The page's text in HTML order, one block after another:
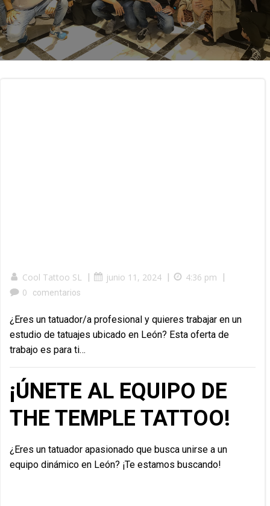
Cool Tattoo SL | junio 11, 2024 | 4:36 pm
|
0
comentarios
¿Eres un tatuador/a profesional y quieres trabajar en un
estudio de tatuajes ubicado en León? Esta oferta de
trabajo es para ti…
¡ÚNETE AL EQUIPO DE
THE TEMPLE TATTOO!
¿Eres un tatuador apasionado que busca unirse a un
equipo dinámico en León? ¡Te estamos buscando!